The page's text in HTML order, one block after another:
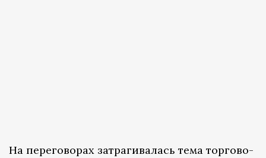
На переговорах затрагивалась тема торгово-